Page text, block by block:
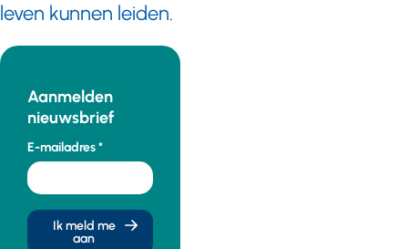
leven kunnen leiden.
Aanmelden
nieuwsbrief
E-mailadres
Ik meld me
aan